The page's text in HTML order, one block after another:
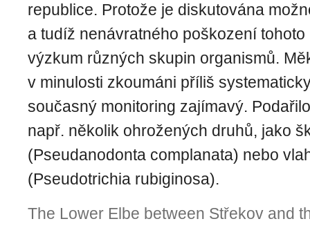
republice. Protože je diskutována
a tudíž nenávratného poškození
výzkum různých skupin organismů.
v minulosti zkoumáni příliš
současný monitoring zajímavý.
např. několik ohrožených druhů, jako
(Pseudanodonta complanata) nebo
(Pseudotrichia rubiginosa).
The Lower Elbe between Střekov and